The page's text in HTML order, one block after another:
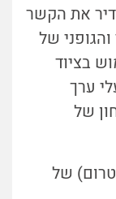
את הקשר
של
בציוד
ערך
של
של